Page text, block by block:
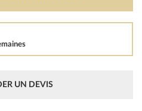
UN DEVIS